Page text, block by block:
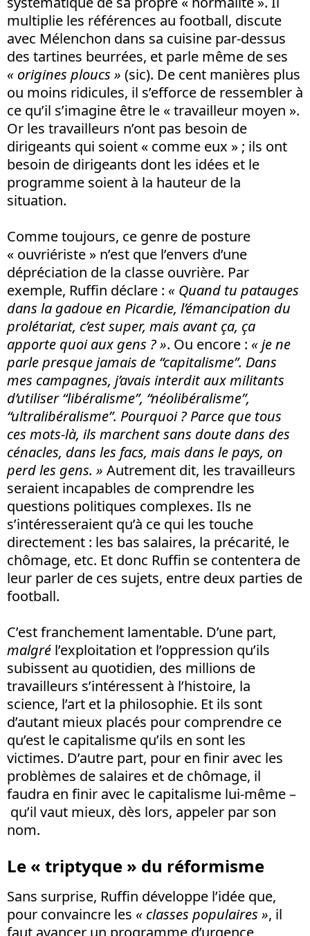
multiplie les références au football, discute
avec Mélenchon dans sa cuisine par-dessus
des tartines beurrées, et parle même de ses
« origines ploucs » (sic). De cent manières plus
ou moins ridicules, il s’efforce de ressembler à
ce qu’il s’imagine être le « travailleur moyen ».
Or les travailleurs n’ont pas besoin de
dirigeants qui soient « comme eux » ; ils ont
besoin de dirigeants dont les idées et le
programme soient à la hauteur de la
situation.
Comme toujours, ce genre de posture
« ouvriériste » n’est que l’envers d’une
dépréciation de la classe ouvrière. Par
exemple, Ruffin déclare : « Quand tu patauges
dans la gadoue en Picardie, l’émancipation du
prolétariat, c’est super, mais avant ça, ça
apporte quoi aux gens ?». Ou encore : « je ne
parle presque jamais de “capitalisme”. Dans
mes campagnes, j’avais interdit aux militants
d’utiliser “libéralisme”, “néolibéralisme”,
“ultralibéralisme”. Pourquoi ? Parce que tous
ces mots-là, ils marchent sans doute dans des
cénacles, dans les facs, mais dans le pays, on
perd les gens. » Autrement dit, les travailleurs
seraient incapables de comprendre les
questions politiques complexes. Ils ne
s’intéresseraient qu’à ce qui les touche
directement : les bas salaires, la précarité, le
chômage, etc. Et donc Ruffin se contentera de
leur parler de ces sujets, entre deux parties de
football.
C’est franchement lamentable. D’une part,
malgré l’exploitation et l’oppression qu’ils
subissent au quotidien, des millions de
travailleurs s’intéressent à l’histoire, la
science, l’art et la philosophie. Et ils sont
d’autant mieux placés pour comprendre ce
qu’est le capitalisme qu’ils en sont les
victimes. D’autre part, pour en finir avec les
problèmes de salaires et de chômage, il
faudra en finir avec le capitalisme lui-même –
qu’il vaut mieux, dès lors, appeler par son
nom.
Le « triptyque » du réformisme
Sans surprise, Ruffin développe l’idée que,
pour convaincre les « classes populaires », il
faut avancer un programme d’urgence